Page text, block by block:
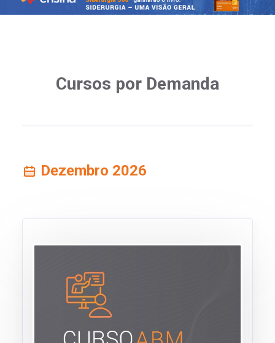
Cursos por Demanda
Dezembro 2026